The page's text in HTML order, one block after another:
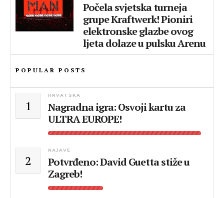
Počela svjetska turneja
grupe Kraftwerk! Pioniri
elektronske glazbe ovog
ljeta dolaze u pulsku Arenu
POPULAR POSTS
1
HRVATSKA
Nagradna igra: Osvoji kartu za
ULTRA EUROPE!
2
NAJAVE
Potvrđeno: David Guetta stiže u
Zagreb!